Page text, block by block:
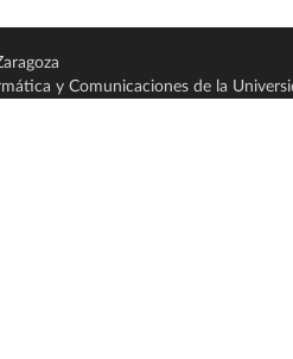
y Comunicaciones de la